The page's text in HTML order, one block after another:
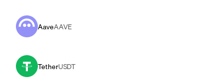
AaveAAVE
TetherUSDT